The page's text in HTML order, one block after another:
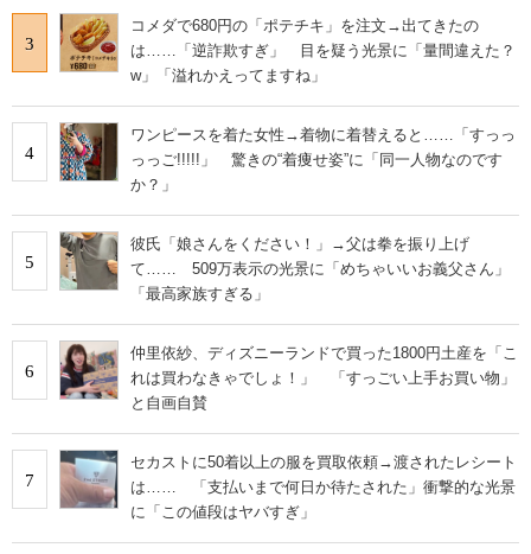
3
コメダで680円の「ポテチキ」を注文→出てきたの
は……「逆詐欺すぎ」 目を疑う光景に「量間違えた？
w」「溢れかえってますね」
4
ワンピースを着た女性→着物に着替えると……「すっっ
っっご!!!!!」 驚きの“着痩せ姿”に「同一人物なのです
か？」
5
彼氏「娘さんをください！」→父は拳を振り上げ
て…… 509万表示の光景に「めちゃいいお義父さん」
「最高家族すぎる」
6
仲里依紗、ディズニーランドで買った1800円土産を「こ
れは買わなきゃでしょ！」 「すっごい上手お買い物」
と自画自賛
7
セカストに50着以上の服を買取依頼→渡されたレシート
は…… 「支払いまで何日か待たされた」衝撃的な光景
に「この値段はヤバすぎ」